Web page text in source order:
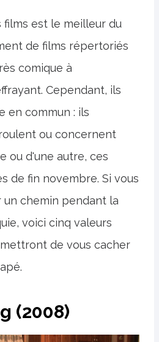
films est le meilleur du
de films répertoriés
comique à
Cependant, ils
en commun : ils
ou concernent
ou d'une autre, ces
de fin novembre. Si vous
chemin pendant la
voici cinq valeurs
de vous cacher
(2008)